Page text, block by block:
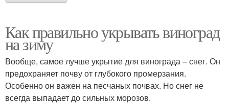
Как правильно укрывать виноград
на зиму
Вообще, самое лучше укрытие для винограда – снег. Он
предохраняет почву от глубокого промерзания.
Особенно он важен на песчаных почвах. Но снег не
всегда выпадает до сильных морозов.